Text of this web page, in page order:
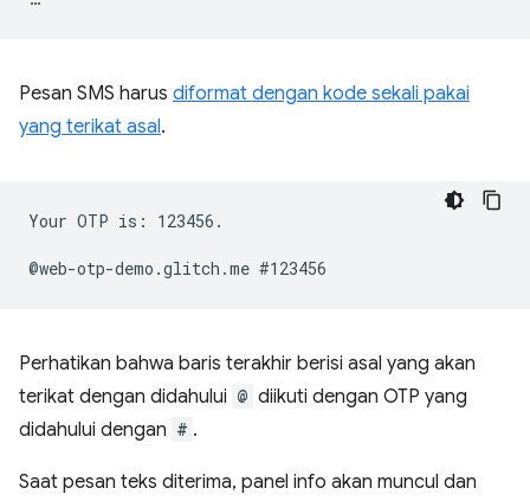
Pesan SMS harus diformat dengan kode sekali pakai
yang terikat asal.
Your OTP is: 123456.
Perhatikan bahwa baris terakhir berisi asal yang akan
terikat dengan didahului @ diikuti dengan OTP yang
didahului dengan # .
Saat pesan teks diterima, panel info akan muncul dan